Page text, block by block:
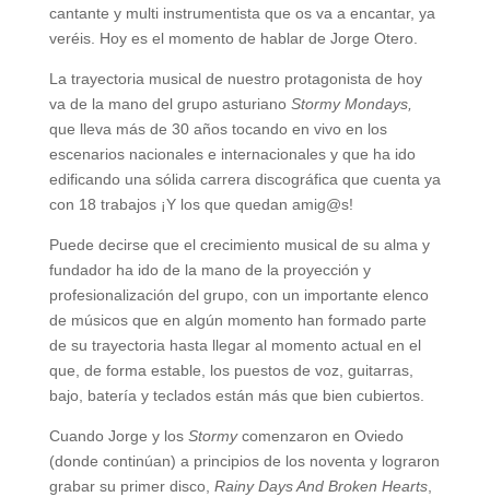
cantante y multi instrumentista que os va a encantar, ya
veréis. Hoy es el momento de hablar de Jorge Otero.
La trayectoria musical de nuestro protagonista de hoy
va de la mano del grupo asturiano Stormy Mondays,
que lleva más de 30 años tocando en vivo en los
escenarios nacionales e internacionales y que ha ido
edificando una sólida carrera discográfica que cuenta ya
con 18 trabajos ¡Y los que quedan amig@s!
Puede decirse que el crecimiento musical de su alma y
fundador ha ido de la mano de la proyección y
profesionalización del grupo, con un importante elenco
de músicos que en algún momento han formado parte
de su trayectoria hasta llegar al momento actual en el
que, de forma estable, los puestos de voz, guitarras,
bajo, batería y teclados están más que bien cubiertos.
Cuando Jorge y los Stormycomenzaron en Oviedo
(donde continúan) a principios de los noventa y lograron
grabar su primer disco, Rainy Days And Broken Hearts,